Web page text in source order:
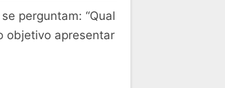
perguntam: “Qual
objetivo apresentar